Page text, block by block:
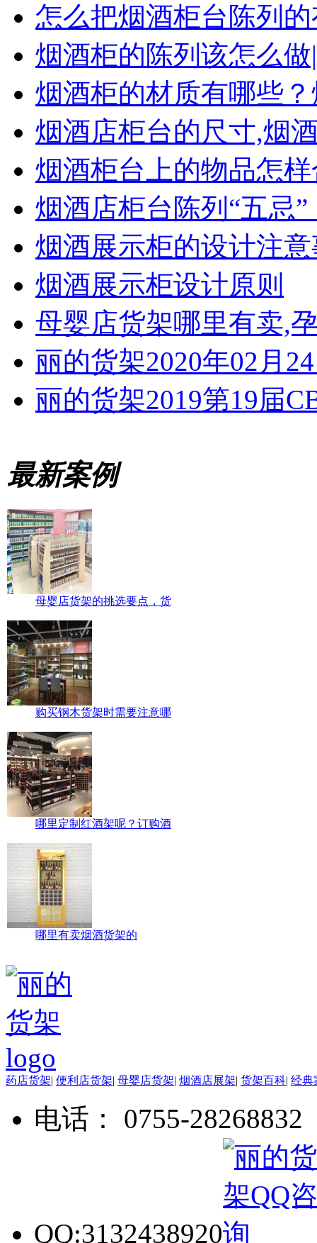
怎么把烟酒柜台陈列
烟酒柜的陈列该怎么
烟酒柜的材质有哪些
烟酒店柜台的尺寸,烟
烟酒柜台上的物品怎
烟酒店柜台陈列“五忌
烟酒展示柜的设计注
烟酒展示柜设计原则
母婴店货架哪里有卖,
丽的货架2020年02月
丽的货架2019第19届
最新案例
母婴店货架的挑选要点，货
购买钢木货架时需要注意哪
哪里定制红酒架呢？订购酒
哪里有卖烟酒货架的
药店货架| 便利店货架| 母婴店货架| 烟酒店展架| 货架百科| 经典
电话： 0755-28268832
QQ:3132438920